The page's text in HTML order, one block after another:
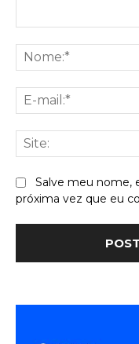
Salve meu nome,
próxima vez que eu